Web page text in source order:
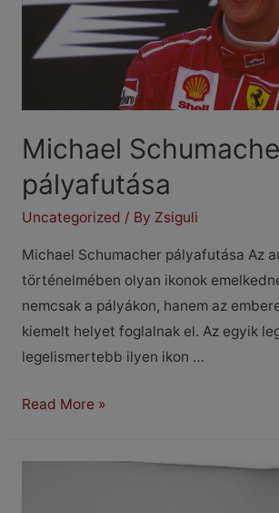
Michael
pályafutása
Uncategorized / By Zsiguli
Michael Schumacher pályafutása Az
történelmében olyan ikonok
nemcsak a pályákon, hanem az
kiemelt helyet foglalnak el. Az egyik
legelismertebb ilyen ikon …
Michael
Read More »